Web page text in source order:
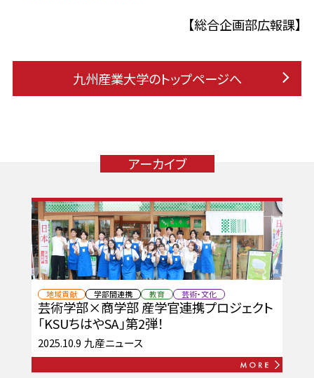
【総合企画部広報課】
九州産業大学のトップページへ
アーカイブ
地域貢献 学部間連携 教育 芸術・文化
芸術学部×商学部 産学官連携プロジェクト
「KSUちはやSA」第2弾！
2025.10.9 九産ニュース